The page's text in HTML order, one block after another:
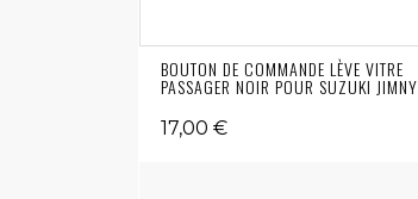
BOUTON DE COMMANDE LÈVE VITRE
PASSAGER NOIR POUR SUZUKI JIMNY
17,00 €